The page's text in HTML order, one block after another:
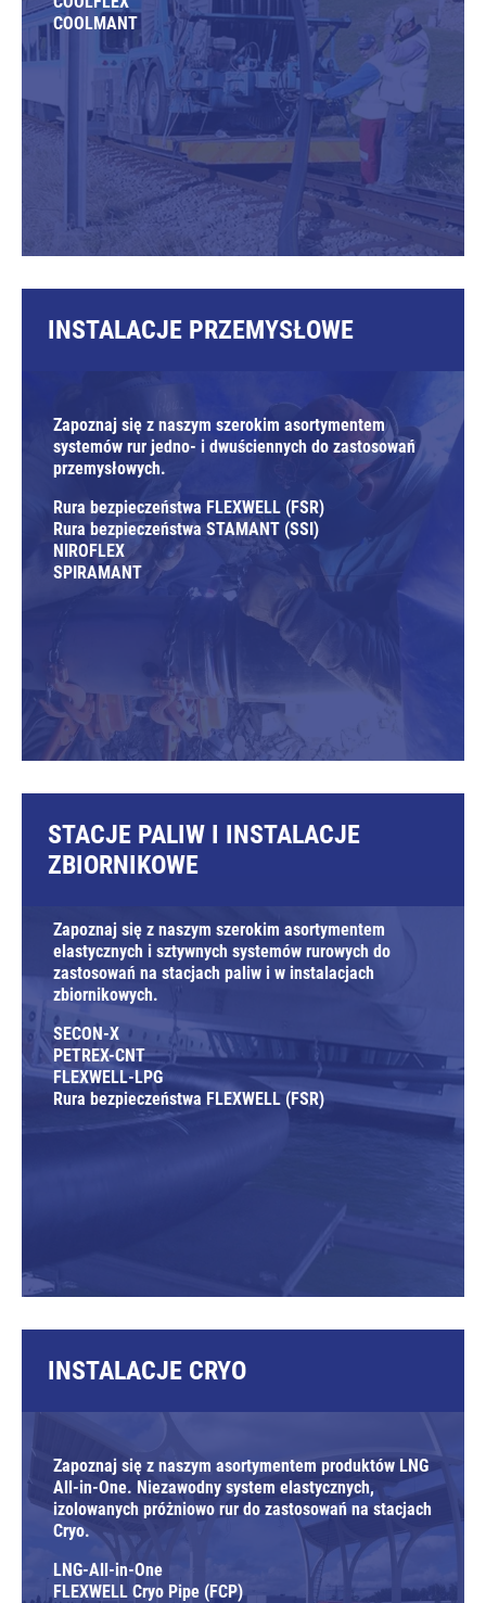
COOLMANT
INSTALACJE PRZEMYSŁOWE
Zapoznaj się z naszym szerokim asortymentem
systemów rur jedno- i dwuściennych do zastosowań
przemysłowych.
Rura bezpieczeństwa FLEXWELL (FSR)
Rura bezpieczeństwa STAMANT (SSI)
NIROFLEX
SPIRAMANT
STACJE PALIW I INSTALACJE
ZBIORNIKOWE
Zapoznaj się z naszym szerokim asortymentem
elastycznych i sztywnych systemów rurowych do
zastosowań na stacjach paliw i w instalacjach
zbiornikowych.
SECON-X
PETREX-CNT
FLEXWELL-LPG
Rura bezpieczeństwa FLEXWELL (FSR)
INSTALACJE CRYO
Zapoznaj się z naszym asortymentem produktów LNG
All-in-One. Niezawodny system elastycznych,
izolowanych próżniowo rur do zastosowań na stacjach
Cryo.
LNG-All-in-One
FLEXWELL Cryo Pipe (FCP)